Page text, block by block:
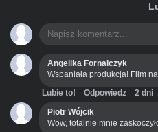
Angelika Fornalczyk
Wspaniała produkcja! Film
Lubie to! Odpowiedz
2 dni
Piotr Wójcik
Wow, totalnie mnie